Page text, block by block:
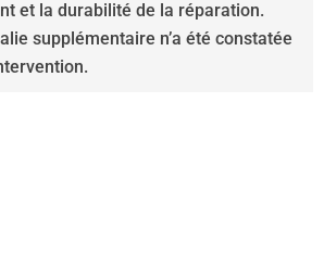
et la durabilité de la réparation.
supplémentaire n’a été constatée